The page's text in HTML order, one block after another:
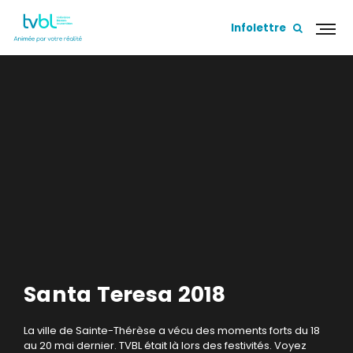
Infolettre
Santa Teresa 2018
La ville de Sainte-Thérèse a vécu des moments forts du 18
au 20 mai dernier. TVBL était là lors des festivités. Voyez